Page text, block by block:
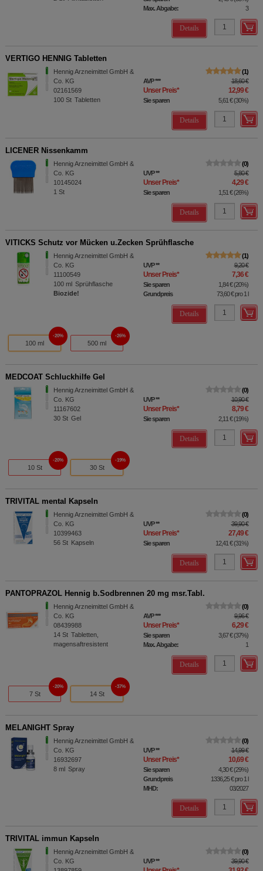
Max. Abgabe:
3
Details
VERTIGO HENNIG Tabletten
Hennig Arzneimittel GmbH &
Co. KG
02161569
100 St Tabletten
1
AVP*** 18,60 €
Unser Preis* 12,99 €
Sie sparen 5,61 €(30%)
Details
LICENER Nissenkamm
Hennig Arzneimittel GmbH &
Co. KG
10145024
1 St
0
UVP** 5,80 €
Unser Preis* 4,29 €
Sie sparen 1,51 €(26%)
Details
VITICKS Schutz vor Mücken u.Zecken Sprühflasche
Hennig Arzneimittel GmbH &
Co. KG
11100549
100 ml Sprühflasche
Biozide!
1
UVP** 9,20 €
Unser Preis* 7,36 €
Sie sparen 1,84 €(20%)
Grundpreis
73,60 €pro 1 l
Details
100 ml
20%
500 ml
26%
MEDCOAT Schluckhilfe Gel
Hennig Arzneimittel GmbH &
Co. KG
11167602
30 St Gel
0
UVP** 10,90 €
Unser Preis* 8,79 €
Sie sparen 2,11 €(19%)
Details
10 St
20%
30 St
19%
TRIVITAL mental Kapseln
Hennig Arzneimittel GmbH &
Co. KG
10399463
56 St Kapseln
0
UVP** 39,90 €
Unser Preis* 27,49 €
Sie sparen 12,41 €(31%)
Details
PANTOPRAZOL Hennig b.Sodbrennen 20 mg msr.Tabl.
Hennig Arzneimittel GmbH &
Co. KG
08439988
14 St Tabletten,
magensaftresistent
0
AVP*** 9,96 €
Unser Preis* 6,29 €
Sie sparen 3,67 €(37%)
Max. Abgabe:
1
Details
7 St
20%
14 St
37%
MELANIGHT Spray
Hennig Arzneimittel GmbH &
Co. KG
16932697
8 ml Spray
0
UVP** 14,99 €
Unser Preis* 10,69 €
Sie sparen 4,30 €(29%)
Grundpreis
1336,25 €pro 1 l
MHD:
03/2027
Details
TRIVITAL immun Kapseln
Hennig Arzneimittel GmbH &
Co. KG
0
UVP** 39,90 €